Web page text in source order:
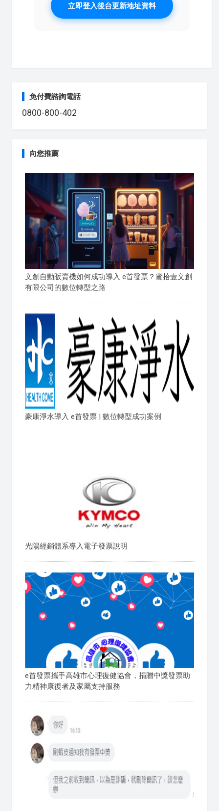
立即登入後台更新地址資料
免付費諮詢電話
0800-800-402
向您推薦
文創自動販賣機如何成功導入 e首發票？蜜拾壹文創
有限公司的數位轉型之路
豪康淨水導入 e首發票 | 數位轉型成功案例
光陽經銷體系導入電子發票說明
e首發票攜手高雄市心理復健協會，捐贈中獎發票助
力精神康復者及家屬支持服務